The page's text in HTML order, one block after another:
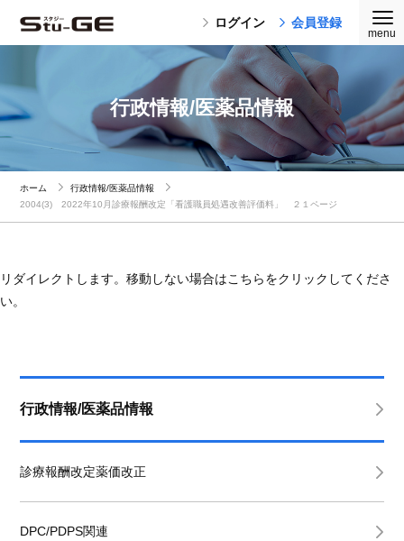
ログイン 会員登録
行政情報/医薬品情報
ホーム
行政情報/医薬品情報
2004(3) 2022年10月診療報酬改定「看護職員処遇改善評価料」 ２１ページ
リダイレクトします。移動しない場合はこちらをクリックしてくださ
い。
行政情報/医薬品情報
診療報酬改定薬価改正
DPC/PDPS関連